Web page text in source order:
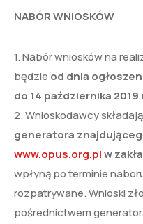
NABÓR WNIOSKÓW
1. Nabór wniosków na
będzie od dnia
do 14 października 2019
2. Wnioskodawcy
generatora
www.opus.org.plw
wpłyną po terminie
rozpatrywane. Wnioski
pośrednictwem